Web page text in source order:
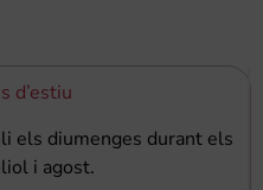
d’estiu
els diumenges durant els
i agost.